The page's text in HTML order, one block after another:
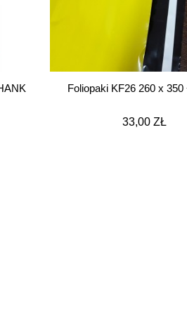
Foliopaki KF26 260 x 350
33,00 ZŁ